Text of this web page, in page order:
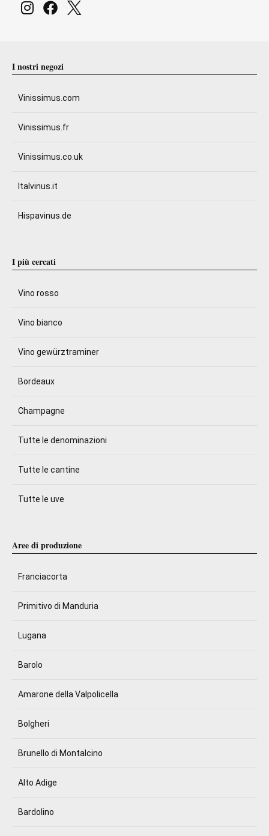
I nostri negozi
Vinissimus.com
Vinissimus.fr
Vinissimus.co.uk
Italvinus.it
Hispavinus.de
I più cercati
Vino rosso
Vino bianco
Vino gewürztraminer
Bordeaux
Champagne
Tutte le denominazioni
Tutte le cantine
Tutte le uve
Aree di produzione
Franciacorta
Primitivo di Manduria
Lugana
Barolo
Amarone della Valpolicella
Bolgheri
Brunello di Montalcino
Alto Adige
Bardolino